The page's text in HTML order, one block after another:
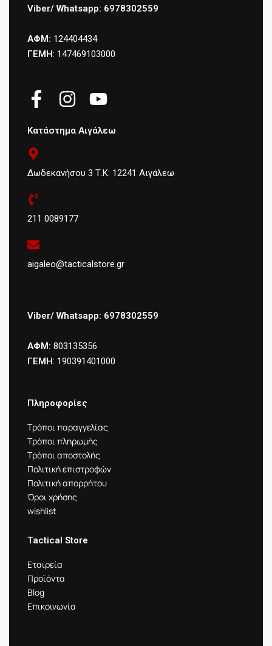
Viber/ Whatsapp: 6978302559
ΑΦΜ: 124404434
ΓΕΜΗ: 147469103000
Κατάστημα Αιγάλεω
Δωδεκανήσου 3 Τ.Κ: 12241 Αιγάλεω
211 0089177
aigaleo@tacticalstore.gr
Viber/ Whatsapp: 6978302559
ΑΦΜ: 803135356
ΓΕΜΗ: 190391401000
Πληροφορίες
Τρόποι παραγγελίας
Τρόποι πληρωμής
Τρόποι αποστολής
Πολιτική επιστροφών
Πολιτική απορρήτου
Όροι χρήσης
wishlist
Tactical Store
Εταιρεία
Προϊόντα
Blog
Επικοινωνία